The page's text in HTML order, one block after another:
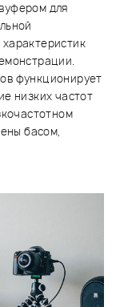
для
функционирует
низких частот
басом,